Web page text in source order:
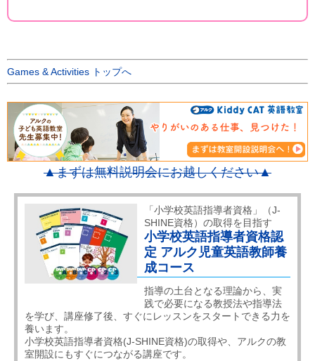
Games & Activities トップへ
▲まずは無料説明会にお越しください▲
「小学校英語指導者資格」（J-
SHINE資格）の取得を目指す
小学校英語指導者資格認
定 アルク児童英語教師養
成コース
指導の土台となる理論から、実
践で必要になる教授法や指導法
を学び、講座修了後、すぐにレッスンをスタートできる力を
養います。
小学校英語指導者資格(J-SHINE資格)の取得や、アルクの教
室開設にもすぐにつながる講座です。